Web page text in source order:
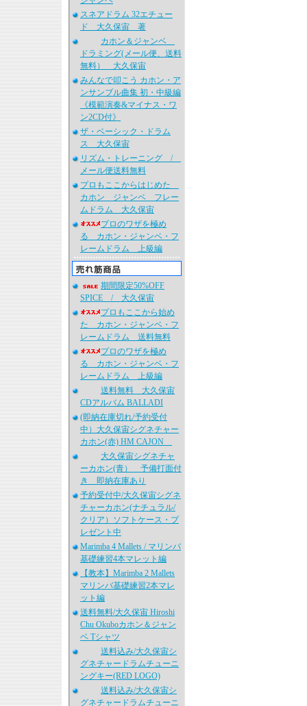
スネアドラム 32エチュー
ド 大久保宙 著
カホン＆ジャンベ
ドラミング(メール便、送料
無料） 大久保宙
みんなで叩こう カホン・ア
ンサンブル曲集 初・中級編
《模範演奏&マイナス・ワ
ン2CD付》
ザ・ベーシック・ドラム
ス 大久保宙
リズム・トレーニング /
メール便送料無料
プロもここからはじめた
カホン ジャンベ フレー
ムドラム 大久保宙
プロのワザを極め
る カホン・ジャンベ・フ
レームドラム 上級編
期間限定50%OFF
SPICE / 大久保宙
プロもここから始め
た カホン・ジャンベ・フ
レームドラム 送料無料
プロのワザを極め
る カホン・ジャンベ・フ
レームドラム 上級編
送料無料 大久保宙
CDアルバム BALLADI
(即納在庫切れ/予約受付
中）大久保宙シグネチャー
カホン(赤) HM CAJON
大久保宙シグネチャ
ーカホン(青） 予備打面付
き 即納在庫あり
予約受付中/大久保宙シグネ
チャーカホン(ナチュラル/
クリア）ソフトケース・プ
レゼント中
Marimba 4 Mallets / マリンバ
基礎練習4本マレット編
【教本】Marimba 2 Mallets
マリンバ基礎練習2本マレ
ット編
送料無料/大久保宙 Hiroshi
Chu Okuboカホン＆ジャン
ベ Tシャツ
送料込み/大久保宙シ
グネチャードラムチューニ
ングキー(RED LOGO)
送料込み/大久保宙シ
グネチャードラムチューニ